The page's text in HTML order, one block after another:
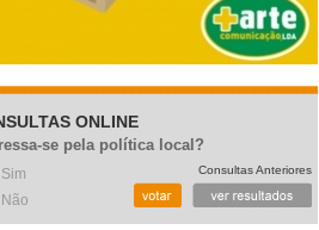
ONLINE
se pela política local?
Sim
Não
Consultas Anteriores